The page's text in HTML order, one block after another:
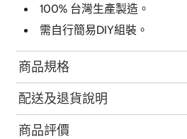
100% 台灣生產製造。
需自行簡易DIY組裝。
商品規格
配送及退貨說明
商品評價